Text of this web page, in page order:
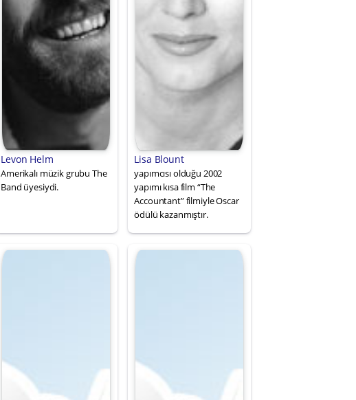
Levon Helm
Amerikalı müzik grubu The
Band üyesiydi.
Lisa Blount
yapımcısı olduğu 2002
yapımı kısa film “The
Accountant” filmiyle Oscar
ödülü kazanmıştır.